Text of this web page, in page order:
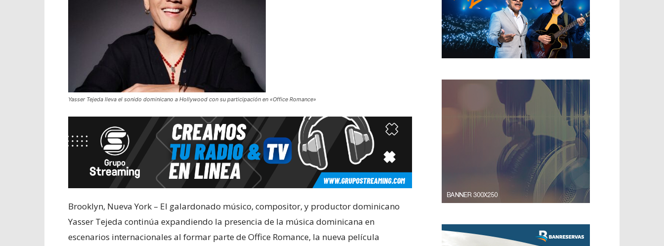
Yasser Tejeda lleva el sonido dominicano a Hollywood con su participación en «Office Romance»
Brooklyn, Nueva York – El galardonado músico, compositor, y productor dominicano
Yasser Tejeda continúa expandiendo la presencia de la música dominicana en
escenarios internacionales al formar parte de Office Romance, la nueva película